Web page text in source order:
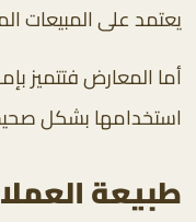
يعتمد على المبيعات
أما المعارض فتتميز
استخدامها بشكل
طبيعة